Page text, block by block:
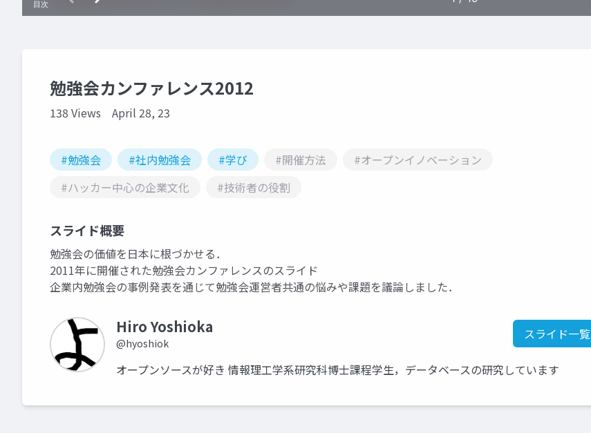
勉強会カンファレンス2012
138 Views April 28, 23
#勉強会 #社内勉強会 #学び #開催方法
#オープンイノベーション
#ハッカー中心の企業文化
#技術者の役割
スライド概要
勉強会の価値を日本に根づかせる．
2011年に開催された勉強会カンファレンスのスライド
企業内勉強会の事例発表を通じて勉強会運営者共通の悩みや課題を議論しました．
Hiro Yoshioka
@hyoshiok
スライド一覧
オープンソースが好き 情報理工学系研究科博士課程学生，データベースの研究しています